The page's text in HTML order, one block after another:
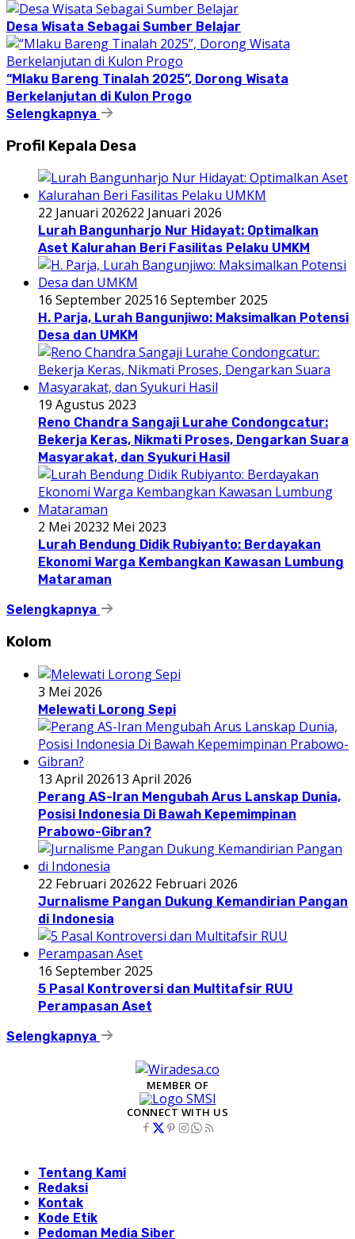
Desa Wisata Sebagai Sumber Belajar
“Mlaku Bareng Tinalah 2025”, Dorong Wisata
Berkelanjutan di Kulon Progo
Selengkapnya
Profil Kepala Desa
22 Januari 202622 Januari 2026
Lurah Bangunharjo Nur Hidayat: Optimalkan
Aset Kalurahan Beri Fasilitas Pelaku UMKM
16 September 202516 September 2025
H. Parja, Lurah Bangunjiwo: Maksimalkan Potensi
Desa dan UMKM
19 Agustus 2023
Reno Chandra Sangaji Lurahe Condongcatur:
Bekerja Keras, Nikmati Proses, Dengarkan Suara
Masyarakat, dan Syukuri Hasil
2 Mei 20232 Mei 2023
Lurah Bendung Didik Rubiyanto: Berdayakan
Ekonomi Warga Kembangkan Kawasan Lumbung
Mataraman
Selengkapnya
Kolom
3 Mei 2026
Melewati Lorong Sepi
13 April 202613 April 2026
Perang AS-Iran Mengubah Arus Lanskap Dunia,
Posisi Indonesia Di Bawah Kepemimpinan
Prabowo-Gibran?
22 Februari 202622 Februari 2026
Jurnalisme Pangan Dukung Kemandirian Pangan
di Indonesia
16 September 2025
5 Pasal Kontroversi dan Multitafsir RUU
Perampasan Aset
Selengkapnya
MEMBER OF
CONNECT WITH US
Tentang Kami
Redaksi
Kontak
Kode Etik
Pedoman Media Siber